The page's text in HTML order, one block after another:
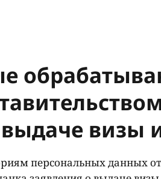
визы
персональных данных